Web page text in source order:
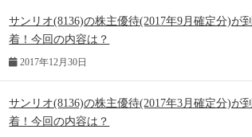
サンリオ(8136)の株主優待(2017年9月確定分)が到
着！今回の内容は？
2017年12月30日
サンリオ(8136)の株主優待(2017年3月確定分)が到
着！今回の内容は？